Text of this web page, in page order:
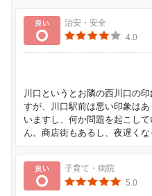
良い
治安・安全
4.0
川口というとお隣の西川口の
すが、川口駅前は悪い印象は
いますし、何か問題を起こし
ん。商店街もあるし、夜遅くな
良い
子育て・病院
5.0